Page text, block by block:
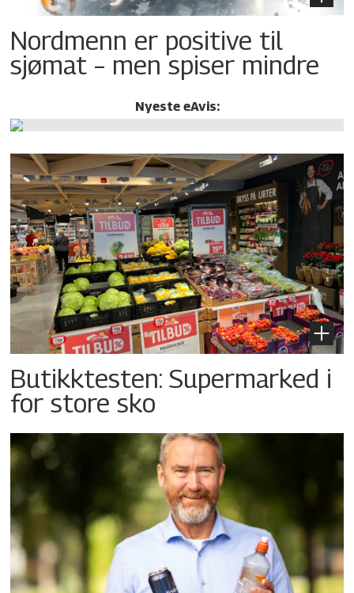
Nordmenn er positive til
sjømat – men spiser mindre
Nyeste eAvis:
Butikktesten: Supermarked i
for store sko